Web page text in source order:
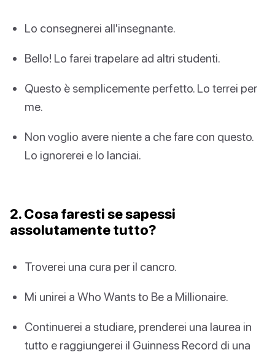
Lo consegnerei all'insegnante.
Bello! Lo farei trapelare ad altri studenti.
Questo è semplicemente perfetto. Lo terrei per
me.
Non voglio avere niente a che fare con questo.
Lo ignorerei e lo lanciai.
2. Cosa faresti se sapessi
assolutamente tutto?
Troverei una cura per il cancro.
Mi unirei a Who Wants to Be a Millionaire.
Continuerei a studiare, prenderei una laurea in
tutto e raggiungerei il Guinness Record di una